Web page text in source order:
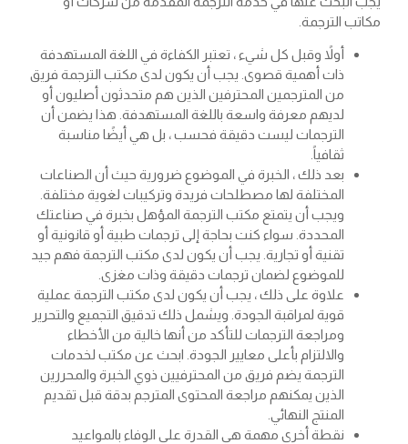
مكاتب الترجمة.
أولاً وقبل كل شيء ، تعتبر الكفاءة في اللغة المستهدفة
ذات أهمية قصوى. يجب أن يكون لدى مكتب الترجمة فريق
من المترجمين المحترفين الذين هم متحدثون أصليون أو
لديهم معرفة واسعة باللغة المستهدفة. هذا يضمن أن
الترجمات ليست دقيقة فحسب ، بل هي أيضًا مناسبة
ثقافياً.
بعد ذلك ، الخبرة في الموضوع ضرورية حيث أن الصناعات
المختلفة لها مصطلحات فريدة وتركيبات لغوية مختلفة.
ويجب أن يتمتع مكتب الترجمة المؤهل بخبرة في صناعتك
المحددة. سواء كنت بحاجة إلى ترجمات طبية أو قانونية أو
تقنية أو تجارية. يجب أن يكون لدى مكتب الترجمة فهم جيد
للموضوع لضمان ترجمات دقيقة وذات مغزى.
علاوة على ذلك ، يجب أن يكون لدى مكتب الترجمة عملية
قوية لمراقبة الجودة. ويشمل ذلك تدقيق التجميع والتحرير
ومراجعة الترجمات للتأكد من أنها خالية من الأخطاء
والالتزام بأعلى معايير الجودة. ابحث عن مكتب لخدمات
الترجمة يضم فريق من المحترفيين ذوي الخبرة والمحررين
الذين يمكنهم مراجعة المحتوى المترجم بدقة قبل تقديم
المنتج النهائي.
نقطة أخرى مهمة هي القدرة على الوفاء بالمواعيد